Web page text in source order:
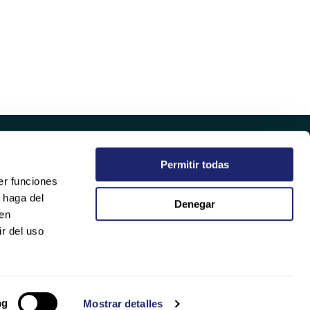
funciones
del
del uso
Mostrar detalles
Permitir todas
Denegar
EMPRESA
QUIÉNES SOMOS
CALIDAD